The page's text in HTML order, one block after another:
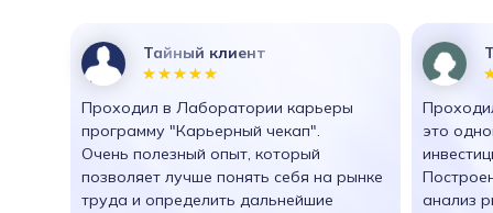
это
анализ
Тайный клиент
Проходил в Лаборатории карьеры
программу "Карьерный чекап".
Очень полезный опыт, который
позволяет лучше понять себя на рынке
труда и определить дальнейшие